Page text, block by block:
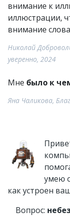
внимание к
иллюстрации,
внимание
Николай
уверенно, 2024
Мне было к
Яна Чаликова,
умею
как устроен
Вопрос: